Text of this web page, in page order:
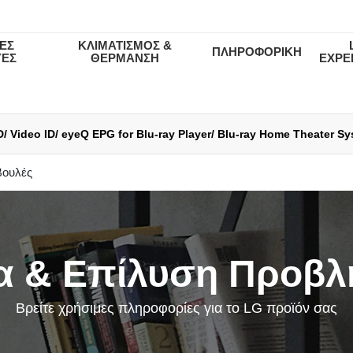
ΚΛΙΜΑΤΙΣΜΟΣ &
ΘΕΡΜΑΝΣΗ
ΠΛΗΡΟΦΟΡΙΚΗ
και την Πολιτική Απορρήτου της LG Electronics Service
ID/ eyeQ EPG for Blu-ray Player/ Blu-ray Home Theater
& Επίλυση
Βρείτε χρήσιμες πληροφορίες για το LG προϊόν σας